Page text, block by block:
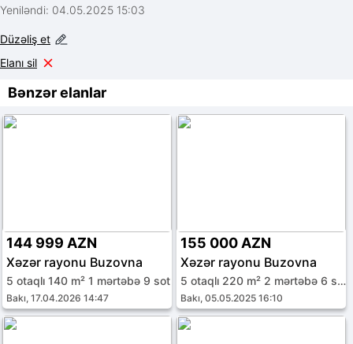
Yeniləndi: 04.05.2025 15:03
Düzəliş et
Elanı sil
Bənzər elanlar
144 999 AZN
Xəzər rayonu Buzovna
5 otaqlı 140 m² 1 mərtəbə 9 sot
Bakı, 17.04.2026 14:47
155 000 AZN
Xəzər rayonu Buzovna
5 otaqlı 220 m² 2 mərtəbə 6 sot
Bakı, 05.05.2025 16:10